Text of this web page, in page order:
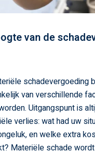
van de
schadevergoeding
van verschillende
Uitgangspunt is
verlies: wat had uw
en welke extra
Materiële schade